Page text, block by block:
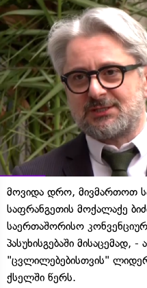
მოვიდა დრო, მივმართოთ
საფრანგეთის მოქალაქე
საერთაშორისო
პასუხისგებაში მისაცემად, -
"ცვლილებებისთვის"
ქსელში წერს.